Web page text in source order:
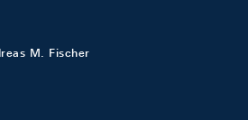
M. Fischer